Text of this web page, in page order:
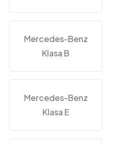
Mercedes-Benz
Klasa B
Mercedes-Benz
Klasa E